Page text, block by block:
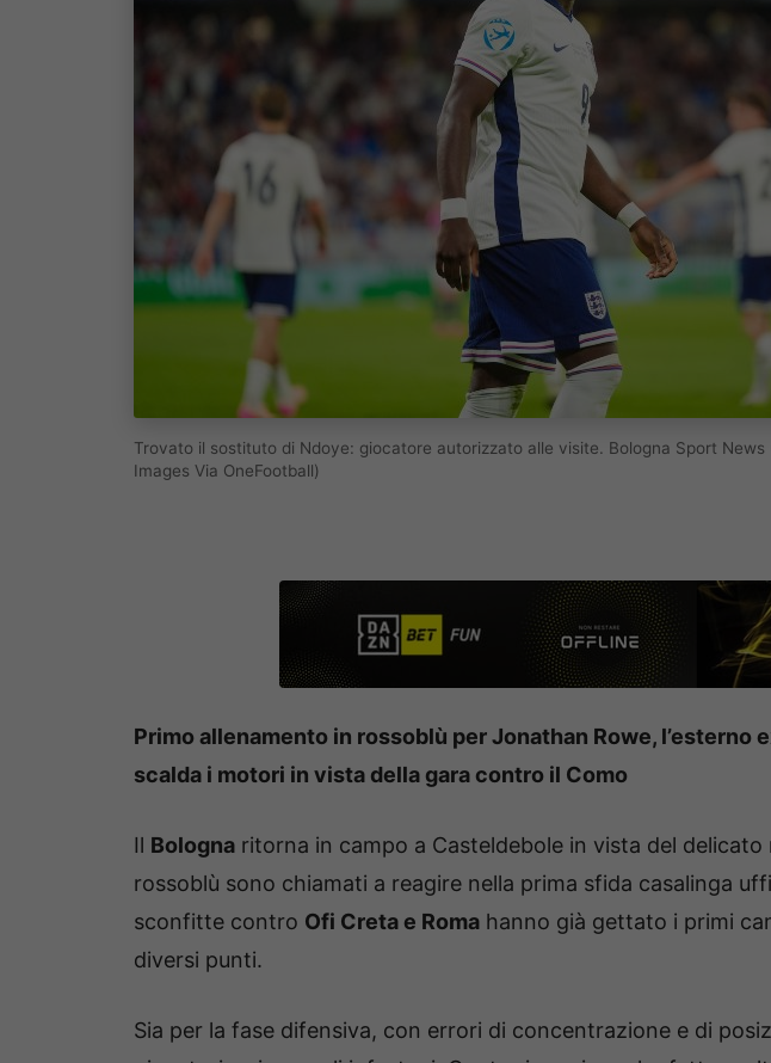
Trovato il sostituto di Ndoye: giocatore autorizzato alle visite. Bologna Sport
Images Via OneFootball)
Primo allenamento in rossoblù per Jonathan Rowe, l’esterno
scalda i motori in vista della gara contro il Como
Il Bologna ritorna in campo a Casteldebole in vista del
rossoblù sono chiamati a reagire nella prima sfida casalinga
sconfitte contro Ofi Creta e Roma hanno già gettato i primi
diversi punti.
Sia per la fase difensiva, con errori di concentrazione e di